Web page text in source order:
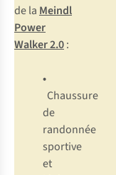
de la Meindl
Power
Walker 2.0:
•
Chaussure
de
randonnée
sportive
et